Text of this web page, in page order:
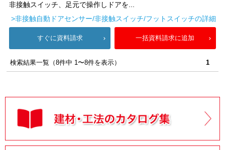
非接触スイッチ、足元で操作しドアを...
>非接触自動ドアセンサー/非接触スイッチ/フットスイッチの詳細
すぐに資料請求 一括資料請求に追加
検索結果一覧（8件中 1〜8件を表示） 1